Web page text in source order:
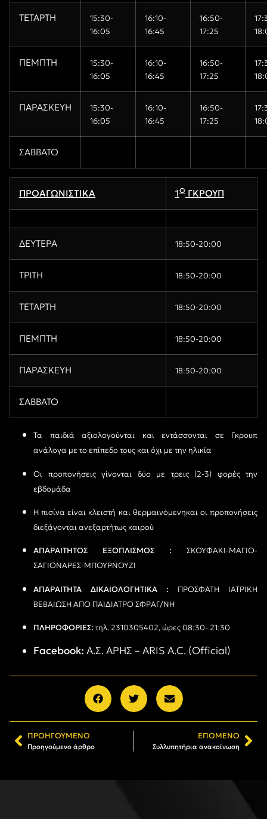
ΤΕΤΑΡΤΗ 15:30-
16:05
16:10-
16:45
16:50-
17:25
ΠΕΜΠΤΗ 15:30-
16:05
16:10-
16:45
16:50-
17:25
ΠΑΡΑΣΚΕΥΗ 15:30-
16:05
16:10-
16:45
16:50-
17:25
ΣΑΒΒΑΤΟ
ΠΡΟΑΓΩΝΙΣΤΙΚΑ 1Ο ΓΚΡΟΥΠ
ΔΕΥΤΕΡΑ 18:50-20:00
ΤΡΙΤΗ 18:50-20:00
ΤΕΤΑΡΤΗ 18:50-20:00
ΠΕΜΠΤΗ 18:50-20:00
ΠΑΡΑΣΚΕΥΗ 18:50-20:00
ΣΑΒΒΑΤΟ
Τα παιδιά αξιολογούνται και εντάσσονται σε Γκρουπ
ανάλογα με το επίπεδο τους και όχι με την ηλικία
Οι προπονήσεις γίνονται δύο με τρεις (2-3) φορές την
εβδομάδα
Η πισίνα είναι κλειστή και θερμαινόμενηκαι οι προπονήσεις
διεξάγονται ανεξαρτήτως καιρού
ΑΠΑΡΑΙΤΗΤΟΣ ΕΞΟΠΛΙΣΜΟΣ : ΣΚΟΥΦΑΚΙ-ΜΑΓΙΟ-
ΣΑΓΙΟΝΑΡΕΣ-ΜΠΟΥΡΝΟΥΖΙ
ΑΠΑΡΑΙΤΗΤΑ ΔΙΚΑΙΟΛΟΓΗΤΙΚΑ : ΠΡΟΣΦΑΤΗ ΙΑΤΡΙΚΗ
ΒΕΒΑΙΩΣΗ ΑΠΟ ΠΑΙΔΙΑΤΡΟ ΣΦΡΑΓ/ΝΗ
ΠΛΗΡΟΦΟΡΙΕΣ: τηλ. 2310305402, ώρες 08:30- 21:30
Facebook: Α.Σ.ΑΡΗΣ – ARIS A.C. (Official)
ΠΡΟΗΓΟΎΜΕΝΟ
Προηγούμενο άρθρο
ΕΠΌΜΕΝΟ
Συλλυπητήρια ανακοίνωση